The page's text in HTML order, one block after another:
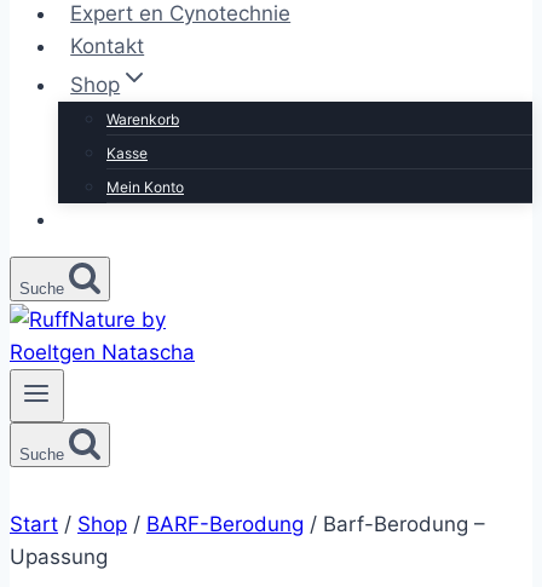
Expert en Cynotechnie
Kontakt
Shop
Warenkorb
Kasse
Mein Konto
Suche
Suche
Start / Shop / BARF-Berodung / Barf-Berodung –
Upassung